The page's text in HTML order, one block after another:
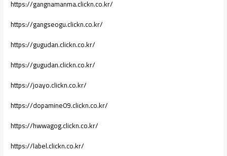
https://gangnamanma.clickn.co.kr/
https://gangseogu.clickn.co.kr/
https://gugudan.clickn.co.kr/
https://gugudan.clickn.co.kr/
https://joayo.clickn.co.kr/
https://dopamine09.clickn.co.kr/
https://hwwagog.clickn.co.kr/
https://label.clickn.co.kr/